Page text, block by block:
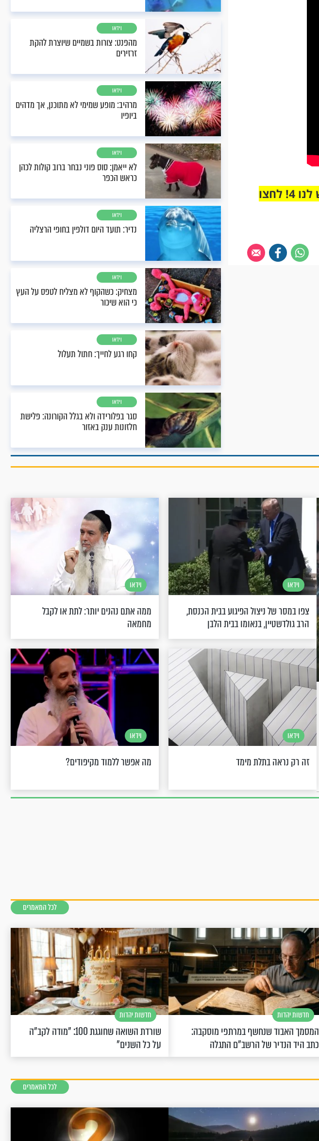
מחוברים רק לקבוצת ווטסאפ אחת מבית מוקד תהילים ארצי? יש לנו 4! לחצו
וידאו
מהפנט: צורות בשמיים שיוצרת להקת
זרזירים
וידאו
מרהיב: מופע שמימי לא מתוכנן, אך מדהים
ביופיו
וידאו
לא ייאמן: סוס פוני נבחר ברוב קולות לכהן
כראש הכפר
וידאו
נדיר: תועד היום דולפין בחופי הרצליה
וידאו
מצחיק: כשהקוף לא מצליח לטפס על העץ
כי הוא שיכור
וידאו
קחו רגע לחייך: חתול תעלול
וידאו
סגר בפלורידה ולא בגלל הקורונה: פלישת
חלזונות ענק באזור
וידאו
צפו במסר של ניצול הפיגוע בבית הכנסת,
הרב גולדשטיין, בנאומו בבית הלבן
וידאו
ממה אתם נהנים יותר: לתת או לקבל
מחמאה
וידאו
זה רק נראה בתלת מימד
וידאו
מה אפשר ללמוד מקיפודים?
לכל המאמרים
חדשות יהדות
המסמך האבוד שנחשף במרתפי מוסקבה:
כתב היד הנדיר של הרשב"ם התגלה
חדשות יהדות
שורדת השואה שחוגגת 100: "מודה לקב"ה
על כל השנים"
לכל המאמרים